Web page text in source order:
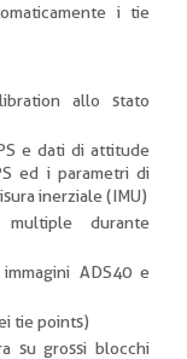
i tie
allo stato
e dati di attitude
ed i parametri di
inerziale (IMU)
multiple durante
ADS40 e
tie points)
su grossi blocchi